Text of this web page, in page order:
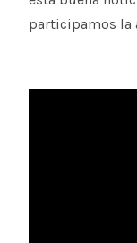
participamos la